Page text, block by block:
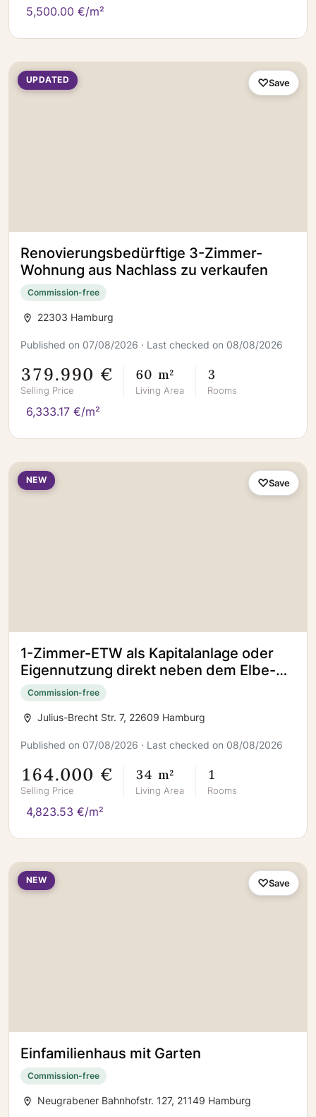
5,500.00 €/m²
UPDATED
Renovierungsbedürftige 3-Zimmer-
Wohnung aus Nachlass zu verkaufen
Commission-free
22303 Hamburg
Published on 07/08/2026 · Last checked on 08/08/2026
379.990 €
Selling Price
60 m²
Living Area
3
Rooms
6,333.17 €/m²
Save
NEW
1-Zimmer-ETW als Kapitalanlage oder
Eigennutzung direkt neben dem Elbe-
Einkaufszentrum (sofort Frei)
Commission-free
Julius-Brecht Str. 7, 22609 Hamburg
Published on 07/08/2026 · Last checked on 08/08/2026
164.000 €
Selling Price
34 m²
Living Area
1
Rooms
4,823.53 €/m²
Save
NEW
Einfamilienhaus mit Garten
Commission-free
Neugrabener Bahnhofstr. 127, 21149 Hamburg
Save